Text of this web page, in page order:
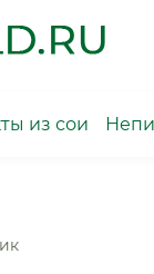
из сои